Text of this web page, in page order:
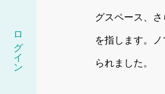
グスペース、
を指します。
られました。
ログイン